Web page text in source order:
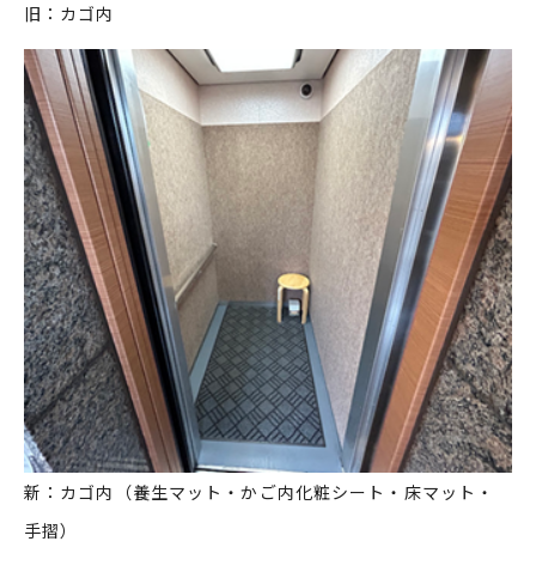
旧：カゴ内
新：カゴ内（養生マット・かご内化粧シート・床マット・
手摺）